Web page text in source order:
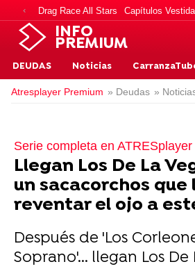
Drag Race All Stars Capítulos
INFO
PREMIUM
DEUDAS Noticias
Atresplayer Premium » Deudas »
Serie completa en
Llegan Los De La
un sacacorchos que
reventar el ojo a
Después de 'Los
Soprano'... llegan Los De